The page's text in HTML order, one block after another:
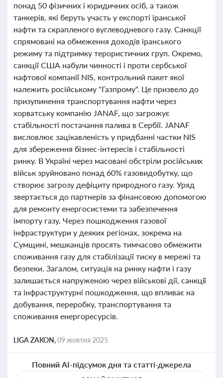
понад 50 фізичних і юридичних осіб, а також
танкерів, які беруть участь у експорті іранської
нафти та скрапленого вуглеводневого газу. Санкції
спрямовані на обмеження доходів іранського
режиму та підтримку терористичних груп. Окремо,
санкції США набули чинності і проти сербської
нафтової компанії NIS, контрольний пакет якої
належить російському "Газпрому". Це призвело до
призупинення транспортування нафти через
хорватську компанію JANAF, що загрожує
стабільності постачання палива в Сербії. JANAF
висловлює зацікавленість у придбанні частки NIS
для збереження бізнес-інтересів і стабільності
ринку. В Україні через масовані обстріли російських
військ зруйновано понад 60% газовидобутку, що
створює загрозу дефіциту природного газу. Уряд
звертається до партнерів за фінансовою допомогою
для ремонту енергосистеми та забезпечення
імпорту газу. Через пошкодження газової
інфраструктури у деяких регіонах, зокрема на
Сумщині, мешканців просять тимчасово обмежити
споживання газу для стабілізації тиску в мережі та
безпеки. Загалом, ситуація на ринку нафти і газу
залишається напруженою через військові дії, санкції
та інфраструктурні пошкодження, що впливає на
добування, переробку, транспортування та
споживання енергоресурсів.
LIGA ZAKON,09 жовтня 2025
Повний AI-підсумок дня та статті-джерела